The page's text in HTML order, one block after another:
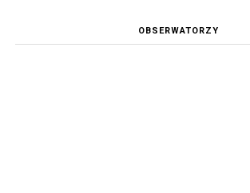
OBSERWATORZY